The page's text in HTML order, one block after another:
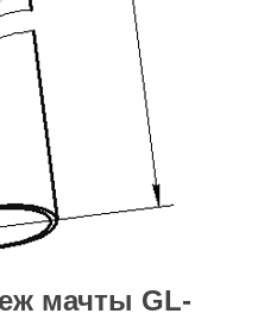
мачты GL-